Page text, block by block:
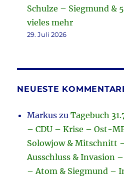
Schulze – Siegmund &
vieles mehr
29. Juli 2026
NEUESTE
Markus zuTagebuch
– CDU – Krise – Ost-
Solowjow & Mitschnitt
Ausschluss & Invasion
– Atom & Siegmund –